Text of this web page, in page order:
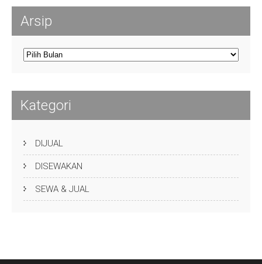
Arsip
Arsip
Kategori
DIJUAL
DISEWAKAN
SEWA & JUAL